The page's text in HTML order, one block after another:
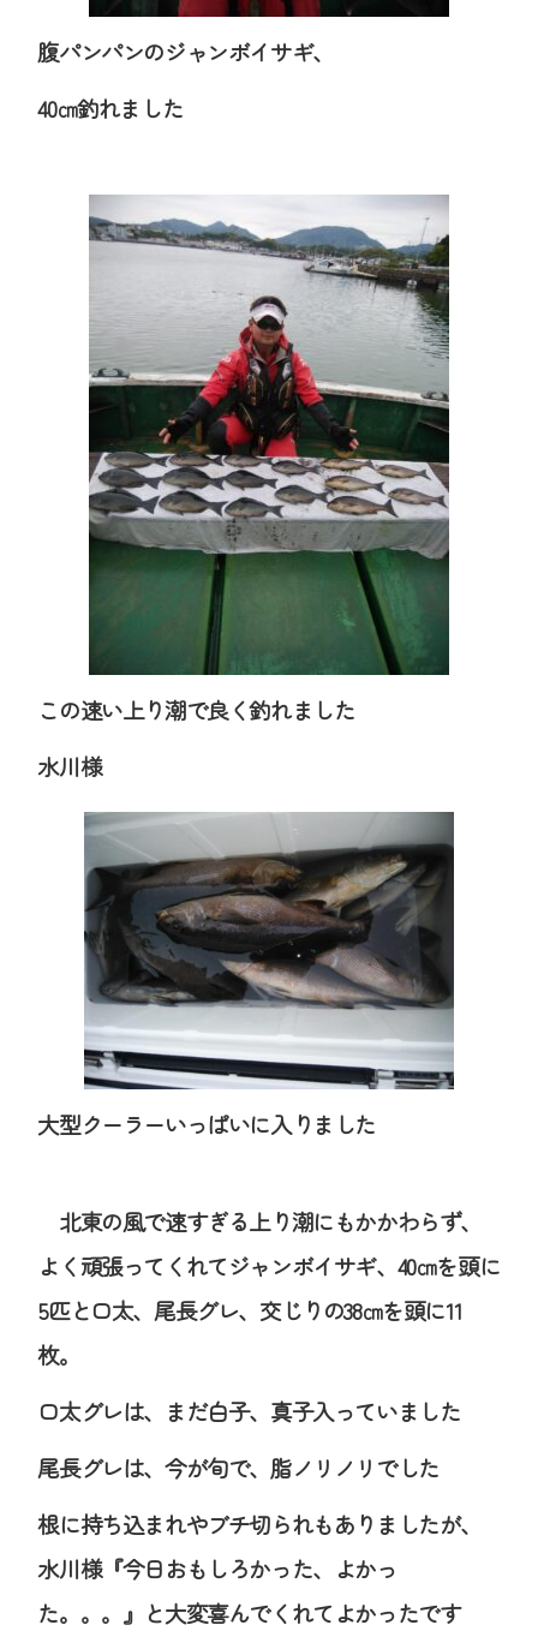
腹パンパンのジャンボイサギ、
40㎝釣れました
この速い上り潮で良く釣れました
水川様
大型クーラーいっぱいに入りました
北東の風で速すぎる上り潮にもかかわらず、
よく頑張ってくれてジャンボイサギ、40㎝を頭に
5匹と口太、尾長グレ、交じりの38㎝を頭に11
枚。
口太グレは、まだ白子、真子入っていました
尾長グレは、今が旬で、脂ノリノリでした
根に持ち込まれやブチ切られもありましたが、
水川様『今日おもしろかった、よかっ
た。。。』と大変喜んでくれてよかったです